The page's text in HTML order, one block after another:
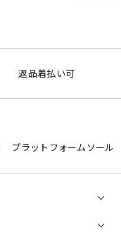
返品着払い可
プラットフォームソール